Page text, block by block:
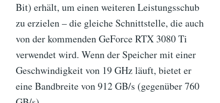
Bit) erhält, um einen weiteren Leistungsschub
zu erzielen – die gleiche Schnittstelle, die auch
von der kommenden GeForce RTX 3080 Ti
verwendet wird. Wenn der Speicher mit einer
Geschwindigkeit von 19 GHz läuft, bietet er
eine Bandbreite von 912 GB/s (gegenüber 760